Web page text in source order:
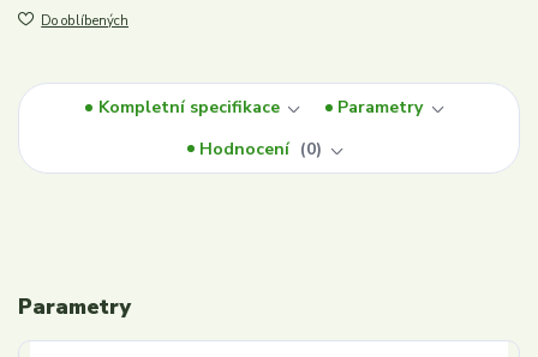
Do oblíbených
Kompletní specifikace
Parametry
Hodnocení
0
Parametry